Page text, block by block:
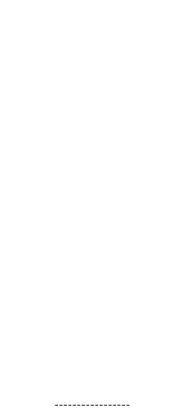
-----------------